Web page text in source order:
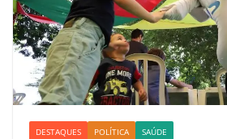
DESTAQUES POLÍTICA SAÚDE